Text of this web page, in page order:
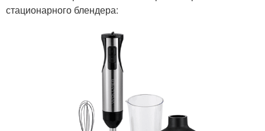
стационарного блендера: